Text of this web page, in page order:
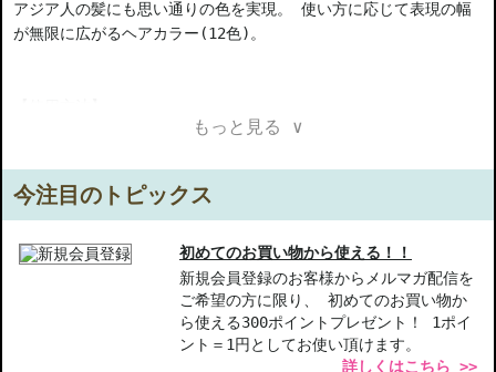
アジア人の髪にも思い通りの色を実現。 使い方に応じて表現の幅
が無限に広がるヘアカラー(12色)。
1.シャンプー後、しっかりタオルドライします。
3.10～20分放置した後、プレーンリンスは色が出なくなるまで行
い、その後、シャンプーし、コンディショナーまたはトリートメン
※直前にブリーチをした場合には、色ムラや染まりムラなどの原因
になりますので、しっかりとシャンプーをし、ブリーチを取り除い
※使用量目安：ミディアムレングスで120g
もっと見る ∨
今注目のトピックス
初めてのお買い物から使える！！
新規会員登録のお客様からメルマガ配信を
ご希望の方に限り、 初めてのお買い物か
ら使える300ポイントプレゼント！ 1ポイ
ント＝1円としてお使い頂けます。
詳しくはこちら >>